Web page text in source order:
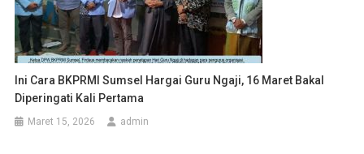
Ini Cara BKPRMI Sumsel Hargai Guru Ngaji, 16 Maret Bakal
Diperingati Kali Pertama
Maret 15, 2026 admin